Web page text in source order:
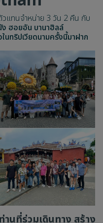
วแทนจำหน่าย 3 วัน 2 คืน กับ
ง ฮอยอัน บานาฮิลล์
ในทริปเวียดนามครั้งนี้มาฝาก
นที่ร่วมเดินทาง สร้าง